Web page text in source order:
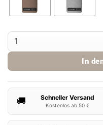
Vaporesso ECO Nano Plus
In
🚚 Schneller Versand
Kostenlos ab 50 €